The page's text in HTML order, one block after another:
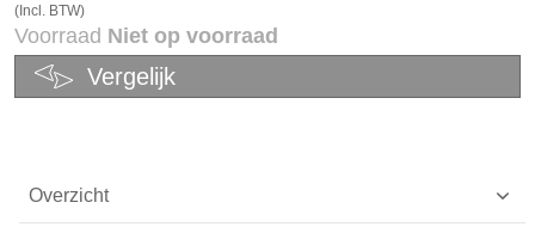
(Incl. BTW)
Voorraad Niet op voorraad
Vergelijk
Overzicht